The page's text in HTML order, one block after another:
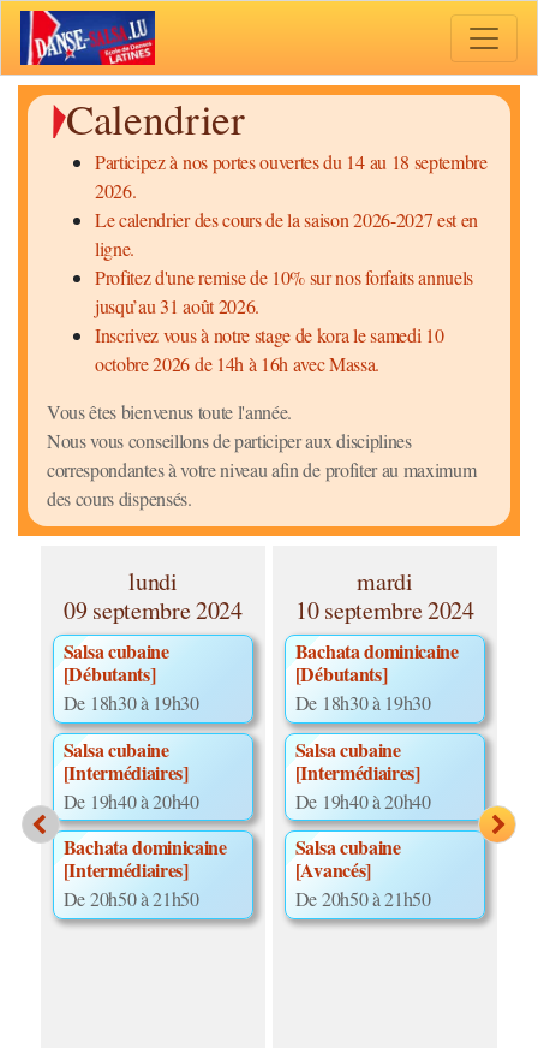
Calendrier
Participez à nos portes ouvertes du 14 au 18 septembre
2026.
Le calendrier des cours de la saison 2026-2027 est en
ligne.
Profitez d'une remise de 10% sur nos forfaits annuels
jusqu’au 31 août 2026.
Inscrivez vous à notre stage de kora le samedi 10
octobre 2026 de 14h à 16h avec Massa.
Vous êtes bienvenus toute l'année.
Nous vous conseillons de participer aux disciplines
correspondantes à votre niveau afin de profiter au maximum
des cours dispensés.
lundi
09 septembre 2024
Salsa cubaine
[Débutants]
De 18h30 à 19h30
Salsa cubaine
[Intermédiaires]
De 19h40 à 20h40
Bachata dominicaine
[Intermédiaires]
De 20h50 à 21h50
mardi
10 septembre 2024
Bachata dominicaine
[Débutants]
De 18h30 à 19h30
Salsa cubaine
[Intermédiaires]
De 19h40 à 20h40
Salsa cubaine
[Avancés]
De 20h50 à 21h50